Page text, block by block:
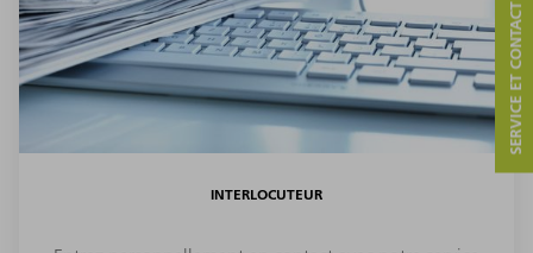
INTERLOCUTEUR
SERVICE ET CONTACT